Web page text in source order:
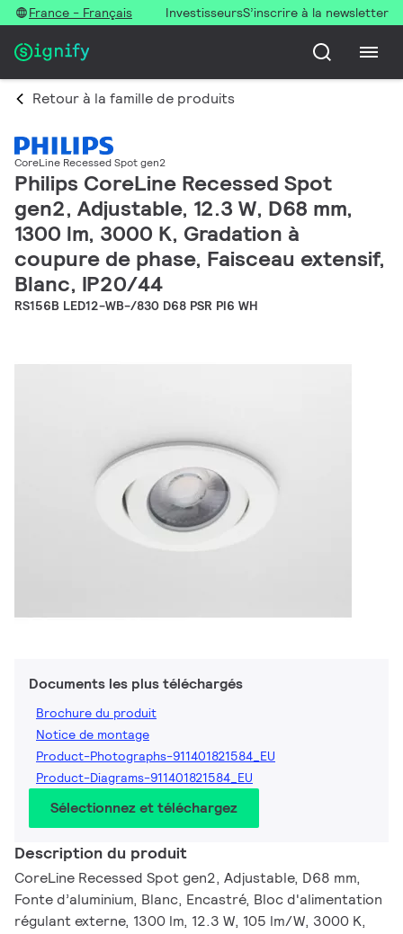
France - Français InvestisseursS’inscrire à la newsletter
Retour à la famille de produits
CoreLine Recessed Spot gen2
Philips CoreLine Recessed Spot
gen2, Adjustable, 12.3 W, D68 mm,
1300 lm, 3000 K, Gradation à
coupure de phase, Faisceau extensif,
Blanc, IP20/44
RS156B LED12-WB-/830 D68 PSR PI6 WH
Documents les plus téléchargés
Brochure du produit
Notice de montage
Product-Photographs-911401821584_EU
Product-Diagrams-911401821584_EU
Sélectionnez et téléchargez
Description du produit
CoreLine Recessed Spot gen2, Adjustable, D68 mm,
Fonte d’aluminium, Blanc, Encastré, Bloc d'alimentation
régulant externe, 1300 lm, 12.3 W, 105 lm/W, 3000 K,